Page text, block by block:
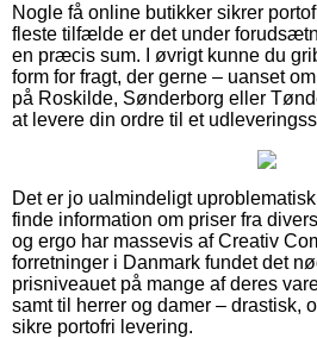
Nogle få online butikker sikrer
fleste tilfælde er det under
en præcis sum. I øvrigt kunne du
form for fragt, der gerne – uanset
på Roskilde, Sønderborg eller
at levere din ordre til et
Det er jo ualmindeligt
finde information om priser fra
og ergo har massevis af Creativ
forretninger i Danmark fundet det
prisniveauet på mange af deres
samt til herrer og damer – drastisk,
sikre portofri levering.